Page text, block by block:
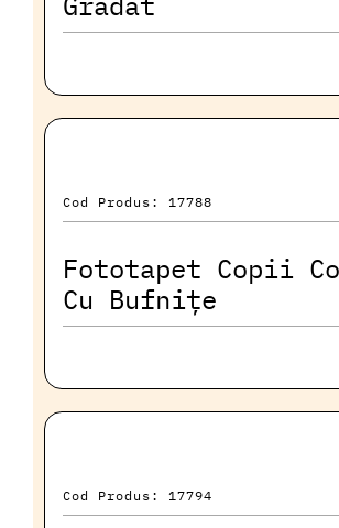
Cod Produs: 17788
Fototapet Copii
Cu Bufnițe
Cod Produs: 17794